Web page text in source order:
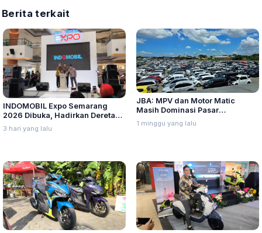
Berita terkait
INDOMOBIL Expo Semarang
2026 Dibuka, Hadirkan Deretan
Kendaraan Listrik Terbaru
3 hari yang lalu
JBA: MPV dan Motor Matic
Masih Dominasi Pasar
Kendaraan Bekas Semester I
2026
1 minggu yang lalu